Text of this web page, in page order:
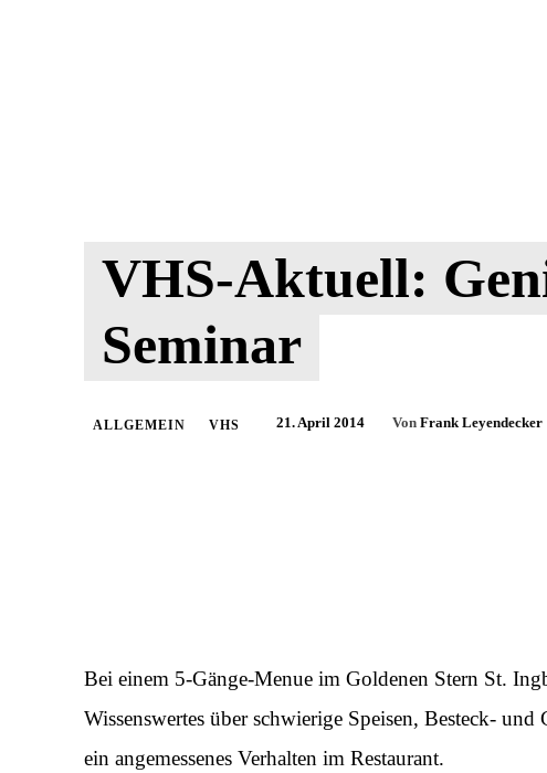
VHS-Aktuell:
Seminar
ALLGEMEIN VHS 21. April 2014 Von Frank Leyendecker
Bei einem 5-Gänge-Menue im Goldenen Stern St.
Wissenswertes über schwierige Speisen, Besteck-
ein angemessenes Verhalten im Restaurant.